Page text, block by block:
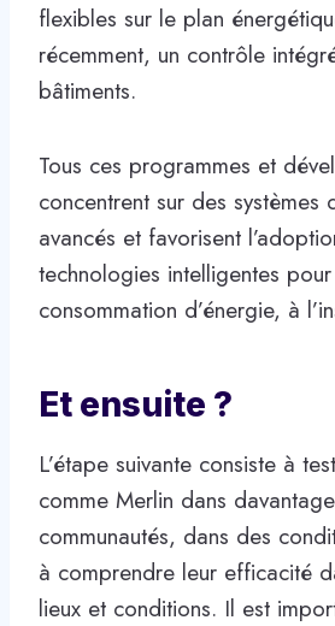
flexibles sur le plan
récemment, un contrôle
bâtiments.
Tous ces programmes et
concentrent sur des systèmes
avancés et favorisent
technologies intelligentes
consommation d’énergie, à
Et ensuite ?
L’étape suivante consiste à
comme Merlin dans
communautés, dans des
à comprendre leur efficacité
lieux et conditions. Il est